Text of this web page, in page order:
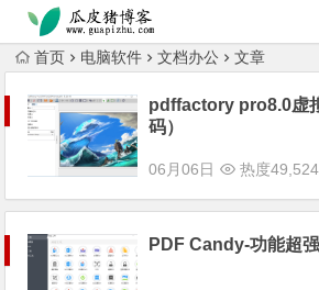
跳转到主内容
首页 电脑软件 文档办公 文章
pdffactory pro8.0虚
码）
06月06日 热度
PDF Candy-功能超